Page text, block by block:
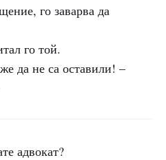
го заварва да
го той.
да не са оставили! –
адвокат?